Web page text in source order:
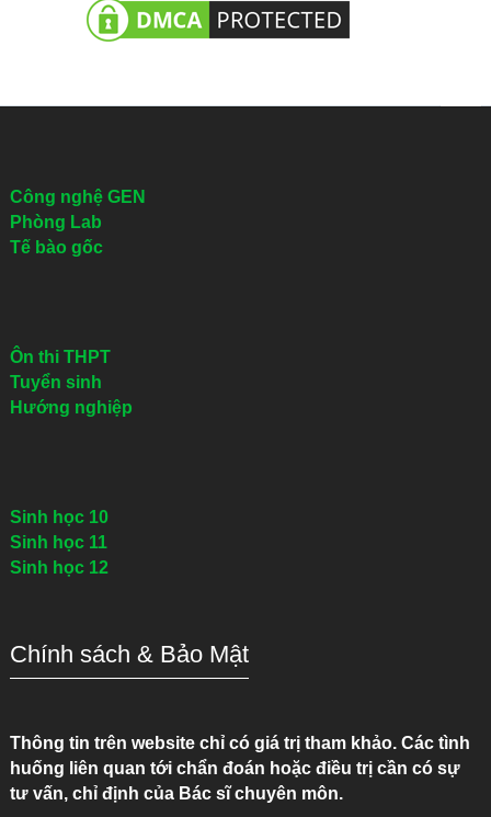
Công nghệ GEN
Phòng Lab
Tế bào gốc
Ôn thi THPT
Tuyển sinh
Hướng nghiệp
Sinh học 10
Sinh học 11
Sinh học 12
Chính sách & Bảo Mật
Thông tin trên website chỉ có giá trị tham khảo. Các tình
huống liên quan tới chẩn đoán hoặc điều trị cần có sự
tư vấn, chỉ định của Bác sĩ chuyên môn.